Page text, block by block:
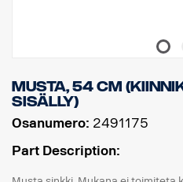
Musta, 54 cm
sisälly)
Osanumero: 2491175
Part Description: